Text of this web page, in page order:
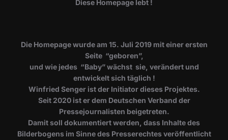
Diese Homepage lebt !
Die Homepage wurde am 15. Juli 2019 mit einer ersten
Seite “geboren”,
und wie jedes “Baby” wächst sie, verändert und
entwickelt sich täglich !
Winfried Senger ist der Initiator dieses Projektes.
Seit 2020 ist er dem Deutschen Verband der
Pressejournalisten beigetreten.
Damit soll dokumentiert werden, dass Inhalte des
Bilderbogens im Sinne des Presserechtes veröffentlicht